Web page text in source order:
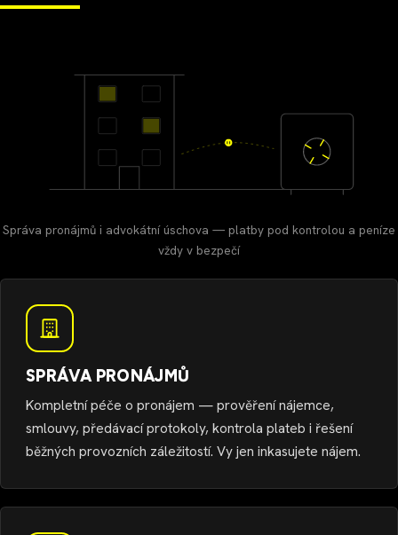
Správa pronájmů i advokátní úschova — platby pod kontrolou a peníze
vždy v bezpečí
SPRÁVA PRONÁJMŮ
Kompletní péče o pronájem — prověření nájemce,
smlouvy, předávací protokoly, kontrola plateb i řešení
běžných provozních záležitostí. Vy jen inkasujete nájem.